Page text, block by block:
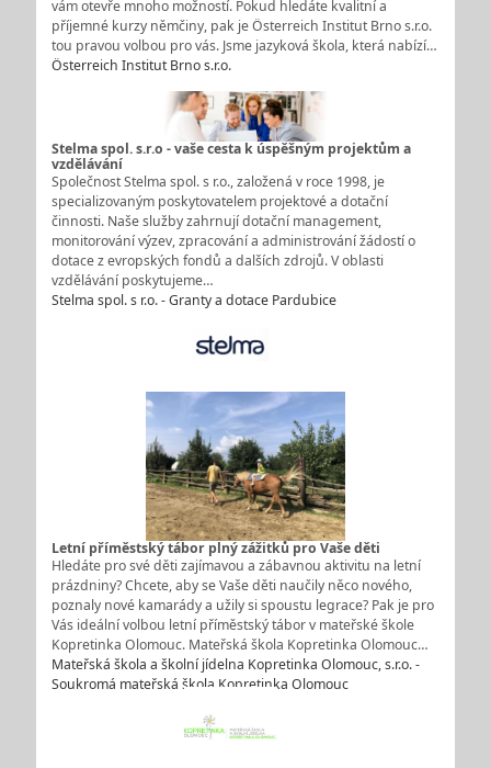
vám otevře mnoho možností. Pokud hledáte kvalitní a
příjemné kurzy němčiny, pak je Österreich Institut Brno s.r.o.
tou pravou volbou pro vás. Jsme jazyková škola, která nabízí…
Österreich Institut Brno s.r.o.
Stelma spol. s.r.o - vaše cesta k úspěšným projektům a
vzdělávání
Společnost Stelma spol. s r.o., založená v roce 1998, je
specializovaným poskytovatelem projektové a dotační
činnosti. Naše služby zahrnují dotační management,
monitorování výzev, zpracování a administrování žádostí o
dotace z evropských fondů a dalších zdrojů. V oblasti
vzdělávání poskytujeme…
Stelma spol. s r.o. - Granty a dotace Pardubice
Letní příměstský tábor plný zážitků pro Vaše děti
Hledáte pro své děti zajímavou a zábavnou aktivitu na letní
prázdniny? Chcete, aby se Vaše děti naučily něco nového,
poznaly nové kamarády a užily si spoustu legrace? Pak je pro
Vás ideální volbou letní příměstský tábor v mateřské škole
Kopretinka Olomouc. Mateřská škola Kopretinka Olomouc…
Mateřská škola a školní jídelna Kopretinka Olomouc, s.r.o. -
Soukromá mateřská škola Kopretinka Olomouc